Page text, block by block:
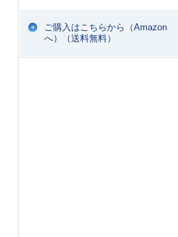
ご購入はこちらから（Amazon
へ）（送料無料）